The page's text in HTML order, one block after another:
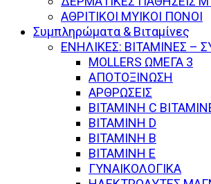
ΑΘΡΙΤΙΚΟΙ ΜΥΙΚΟΙ ΠΟΝΟΙ
Συμπληρώματα & Βιταμίνες
ΕΝΗΛΙΚΕΣ: ΒΙΤΑΜΙΝΕΣ
MOLLERS ΩΜΕΓΑ 3
ΑΠΟΤΟΞΙΝΩΣΗ
ΑΡΘΡΩΣΕΙΣ
ΒΙΤΑΜΙΝΗ C
ΒΙΤΑΜΙΝΗ D
ΒΙΤΑΜΙΝΗ Β
ΒΙΤΑΜΙΝΗ Ε
ΓΥΝΑΙΚΟΛΟΓΙΚΑ